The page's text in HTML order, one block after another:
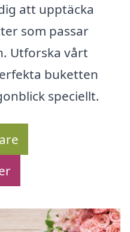
att upptäcka
som passar
Utforska vårt
buketten
speciellt.